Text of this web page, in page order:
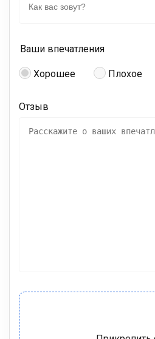
Ваши впечатления
Хорошее Плохое
Отзыв